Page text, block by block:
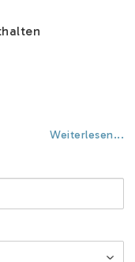
Weiterlesen...